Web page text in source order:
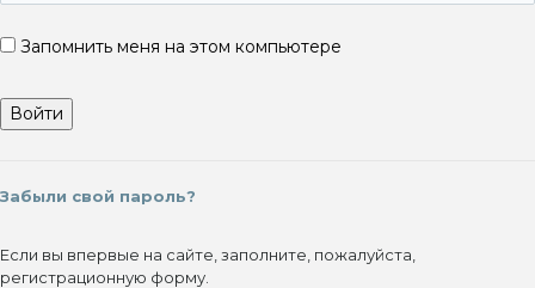
Запомнить меня на этом компьютере
Забыли свой пароль?
Если вы впервые на сайте, заполните, пожалуйста,
регистрационную форму.